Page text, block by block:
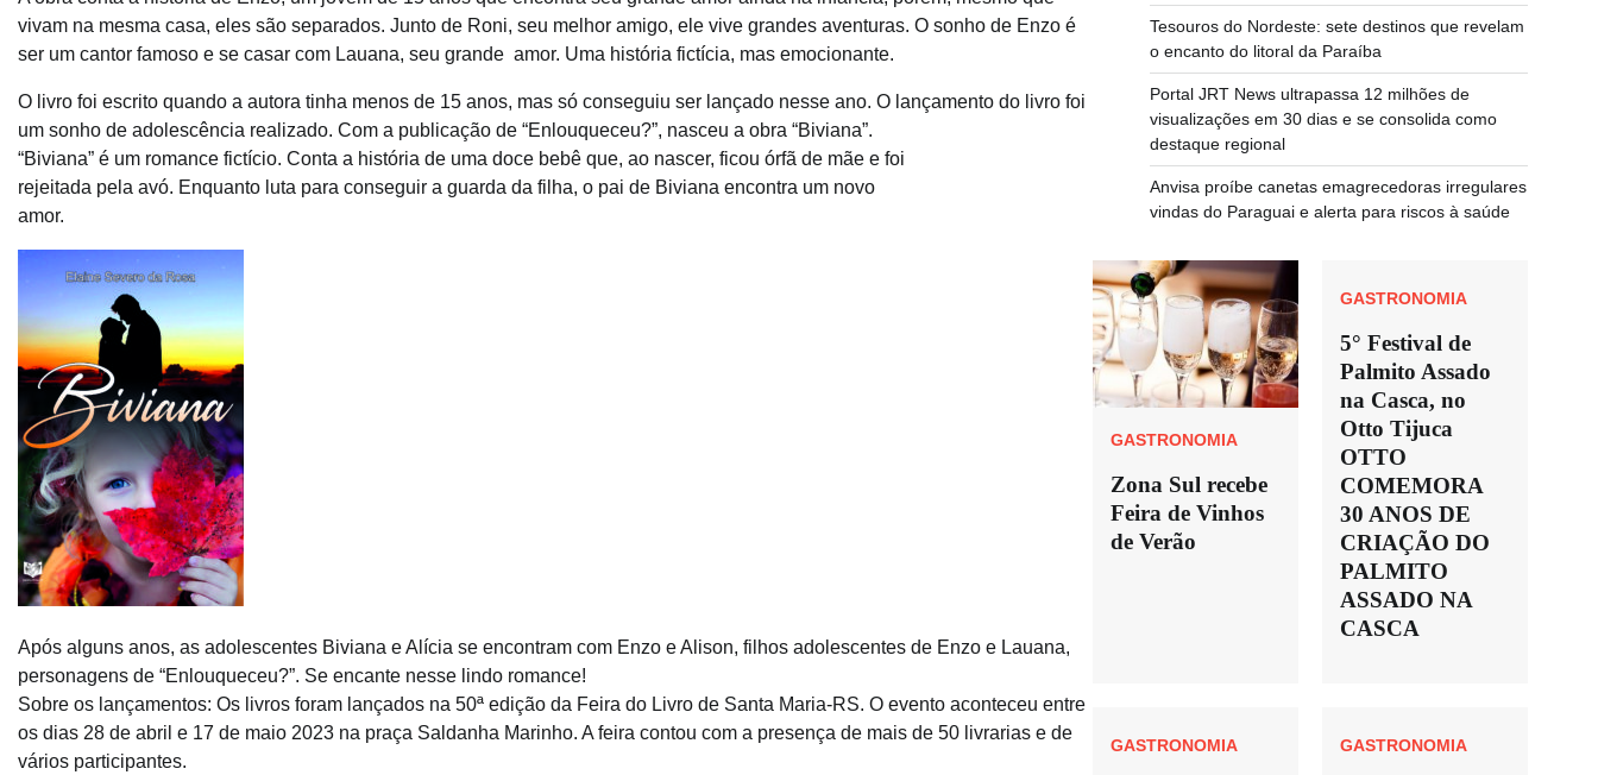
vivam na mesma casa, eles são separados. Junto de Roni, seu melhor amigo, ele vive grandes aventuras. O sonho de Enzo é
ser um cantor famoso e se casar com Lauana, seu grande amor. Uma história fictícia, mas emocionante.
O livro foi escrito quando a autora tinha menos de 15 anos, mas só conseguiu ser lançado nesse ano. O lançamento do livro foi
um sonho de adolescência realizado. Com a publicação de “Enlouqueceu?”, nasceu a obra “Biviana”.
“Biviana” é um romance fictício. Conta a história de uma doce bebê que, ao nascer, ficou órfã de mãe e foi
rejeitada pela avó. Enquanto luta para conseguir a guarda da filha, o pai de Biviana encontra um novo
amor.
Após alguns anos, as adolescentes Biviana e Alícia se encontram com Enzo e Alison, filhos adolescentes de Enzo e Lauana,
personagens de “Enlouqueceu?”. Se encante nesse lindo romance!
Sobre os lançamentos: Os livros foram lançados na 50ª edição da Feira do Livro de Santa Maria-RS. O evento aconteceu entre
os dias 28 de abril e 17 de maio 2023 na praça Saldanha Marinho. A feira contou com a presença de mais de 50 livrarias e de
vários participantes.
Tesouros do Nordeste: sete destinos que revelam
o encanto do litoral da Paraíba
Portal JRT News ultrapassa 12 milhões de
visualizações em 30 dias e se consolida como
destaque regional
Anvisa proíbe canetas emagrecedoras irregulares
vindas do Paraguai e alerta para riscos à saúde
GASTRONOMIA
Zona Sul recebe
Feira de Vinhos
de Verão
GASTRONOMIA
5° Festival de
Palmito Assado
na Casca, no
Otto Tijuca
OTTO
COMEMORA
30 ANOS DE
CRIAÇÃO DO
PALMITO
ASSADO NA
CASCA
GASTRONOMIA GASTRONOMIA